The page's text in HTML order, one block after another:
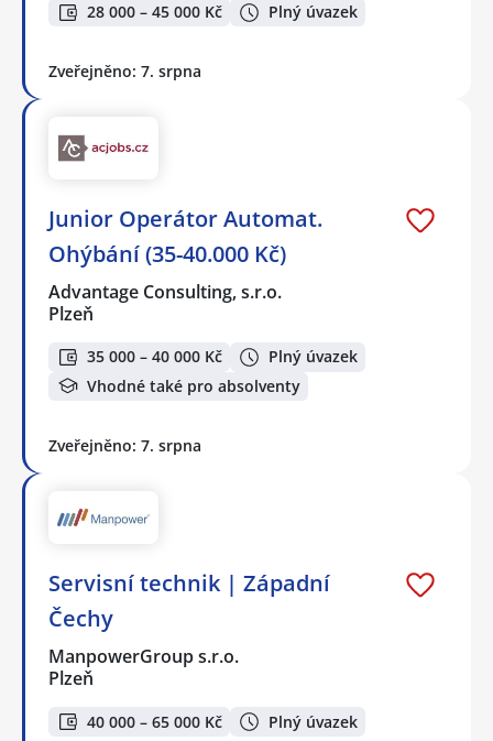
28 000 – 45 000 Kč Plný úvazek
Zveřejněno: 7. srpna
Junior Operátor Automat.
Ohýbání (35-40.000 Kč)
Advantage Consulting, s.r.o.
Plzeň
35 000 – 40 000 Kč
Plný úvazek
Vhodné také pro absolventy
Zveřejněno: 7. srpna
Servisní technik | Západní
Čechy
ManpowerGroup s.r.o.
Plzeň
40 000 – 65 000 Kč Plný úvazek